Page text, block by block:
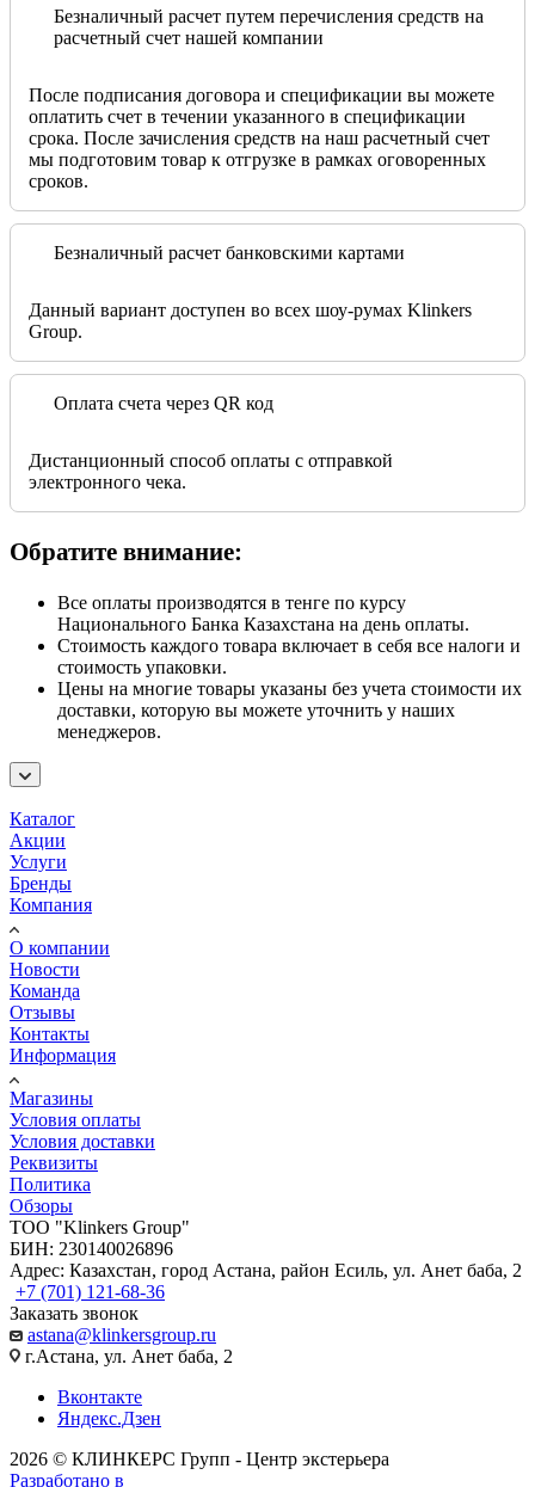
Безналичный расчет путем перечисления средств на
расчетный счет нашей компании
После подписания договора и спецификации вы можете
оплатить счет в течении указанного в спецификации
срока. После зачисления средств на наш расчетный счет
мы подготовим товар к отгрузке в рамках оговоренных
сроков.
Безналичный расчет банковскими картами
Данный вариант доступен во всех шоу-румах Klinkers
Group.
Оплата счета через QR код
Дистанционный способ оплаты с отправкой
электронного чека.
Обратите внимание:
Все оплаты производятся в тенге по курсу
Национального Банка Казахстана на день оплаты.
Стоимость каждого товара включает в себя все налоги и
стоимость упаковки.
Цены на многие товары указаны без учета стоимости их
доставки, которую вы можете уточнить у наших
менеджеров.
Каталог
Акции
Услуги
Бренды
Компания
О компании
Новости
Команда
Отзывы
Контакты
Информация
Магазины
Условия оплаты
Условия доставки
Реквизиты
Политика
Обзоры
TOO "Klinkers Group"
БИН: 230140026896
Адрес: Казахстан, город Астана, район Есиль, ул. Анет баба, 2
+7 (701) 121-68-36
Заказать звонок
astana@klinkersgroup.ru
г.Астана, ул. Анет баба, 2
Вконтакте
Яндекс.Дзен
2026 © КЛИНКЕРС Групп - Центр экстерьера
Разработано в